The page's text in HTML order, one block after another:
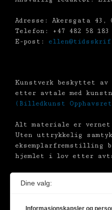
Adresse: Akersgata 43,
Telefon: +47 482 58 183
E-post:
Kunstverk beskyttet
etter avtale med
(Billedkunst
Alt materiale er vernet
Uten uttrykkelig
hjemlet i lov etter
Dine valg:
Informasjonskapsler og